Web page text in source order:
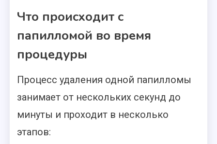
Что происходит с
папилломой во время
процедуры
Процесс удаления одной папилломы
занимает от нескольких секунд до
минуты и проходит в несколько
этапов: